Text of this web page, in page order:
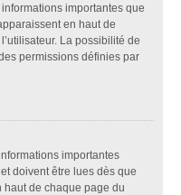
importantes que
en haut de
La possibilité de
permissions définies par
importantes
doivent être lues dès que
de chaque page du